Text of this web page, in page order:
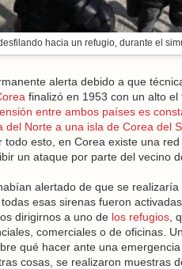
hacia un refugio, durante el
alerta debido a que
finalizó en 1953 con un alto
entre ambos países es
del Norte a una isla de Corea del
esto, en Corea existe una
un ataque por parte del vecino
alertado de que se
esas sirenas fueron
dirigirnos a uno de los refugios ,
comerciales o de oficinas.
qué hacer ante una
cosas, se realizaron muestras